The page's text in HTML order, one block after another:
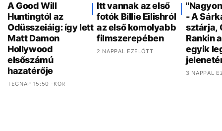
A Good Will
Huntingtól az
Odüsszeiáig: így lett
Matt Damon
Hollywood
elsőszámú
hazatérője
TEGNAP 15:50 -KOR
Itt vannak az első
fotók Billie Eilishról
az első komolyabb
filmszerepében
2 NAPPAL EZELŐTT
- A
sztárja,
Rankin
egyik
3 NAPPAL